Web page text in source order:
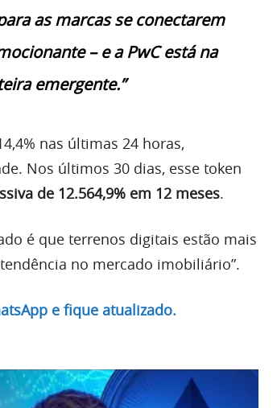
as marcas se conectarem
– e a PwC está na
emergente.”
nas últimas 24 horas,
Nos últimos 30 dias, esse token
de 12.564,9% em 12 meses.
é que terrenos digitais estão mais
no mercado imobiliário”.
e fique atualizado.